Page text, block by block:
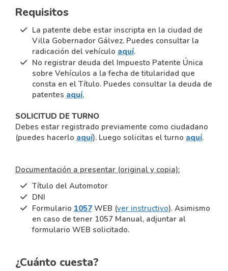
Requisitos
La patente debe estar inscripta en la ciudad de
Villa Gobernador Gálvez. Puedes consultar la
radicación del vehículo aquí.
No registrar deuda del Impuesto Patente Única
sobre Vehículos a la fecha de titularidad que
consta en el Título. Puedes consultar la deuda de
patentes aquí.
SOLICITUD DE TURNO
Debes estar registrado previamente como ciudadano
(puedes hacerlo aquí). Luego solicitas el turno aquí.
Documentación a presentar (original y copia):
Título del Automotor
DNI
Formulario 1057WEB (ver instructivo). Asimismo
en caso de tener 1057 Manual, adjuntar al
formulario WEB solicitado.
¿Cuánto cuesta?